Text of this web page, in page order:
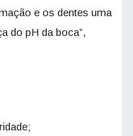
e os dentes uma
do pH da boca”,